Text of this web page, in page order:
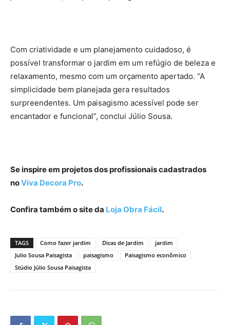
Com criatividade e um planejamento cuidadoso, é
possível transformar o jardim em um refúgio de beleza e
relaxamento, mesmo com um orçamento apertado. “A
simplicidade bem planejada gera resultados
surpreendentes. Um paisagismo acessível pode ser
encantador e funcional”, conclui Júlio Sousa.
Se inspire em projetos dos profissionais cadastrados
noViva Decora Pro.
Confira também o site da Loja Obra Fácil.
TAGS Como fazer jardim Dicas de Jardim
jardim
Julio Sousa Paisagista
paisagismo
Paisagismo econômico
Stúdio Júlio Sousa Paisagista